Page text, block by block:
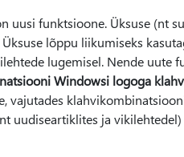
uusi funktsioone. Üksuse (nt
Üksuse lõppu liikumiseks
lugemisel. Nende uute
Windowsi logoga
vajutades
uudiseartiklites ja